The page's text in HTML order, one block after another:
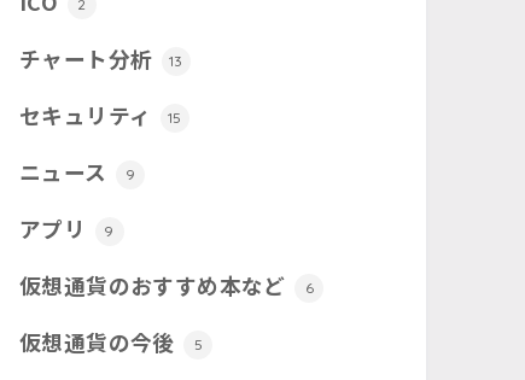
2
チャート分析 13
セキュリティ 15
ニュース 9
アプリ 9
仮想通貨のおすすめ本など 6
仮想通貨の今後 5